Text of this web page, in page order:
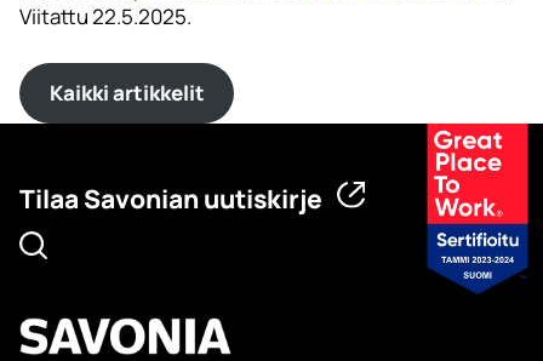
Viitattu 22.5.2025.
Kaikki artikkelit
Tilaa Savonian uutiskirje